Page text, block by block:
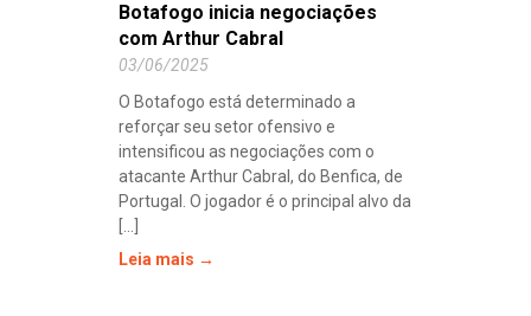
Botafogo inicia negociações
com Arthur Cabral
03/06/2025
O Botafogo está determinado a
reforçar seu setor ofensivo e
intensificou as negociações com o
atacante Arthur Cabral, do Benfica, de
Portugal. O jogador é o principal alvo da
[...]
Leia mais →